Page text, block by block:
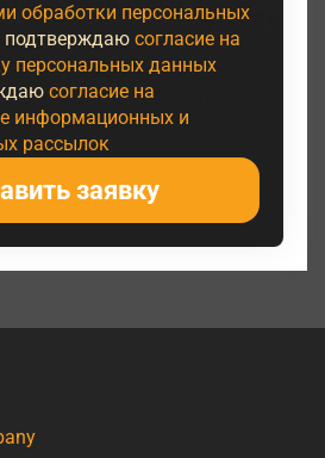
обработки персональных
согласие на
персональных данных
согласие на
информационных и
рассылок
заявку